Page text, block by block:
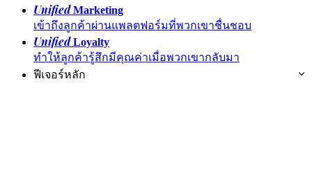
UnifiedMarketing
เข้าถึงลูกค้าผ่านแพลตฟอร์มที่พวกเขาชื่นชอบ
UnifiedLoyalty
ทำให้ลูกค้ารู้สึกมีคุณค่าเมื่อพวกเขากลับมา
ฟีเจอร์หลัก